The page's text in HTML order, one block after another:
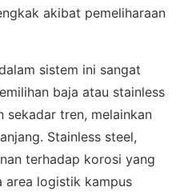
akibat pemeliharaan
sistem ini sangat
baja atau stainless
sekadar tren, melainkan
Stainless steel,
terhadap korosi yang
area logistik kampus